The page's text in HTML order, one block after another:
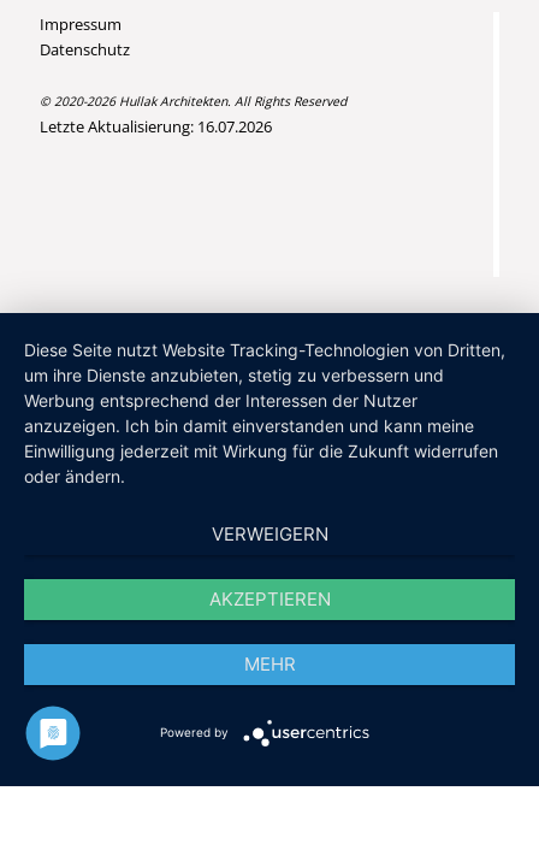
Impressum
Datenschutz
© 2020-2026 Hullak Architekten. All Rights Reserved
Letzte Aktualisierung: 16.07.2026
Diese Seite nutzt Website Tracking-Technologien von Dritten,
um ihre Dienste anzubieten, stetig zu verbessern und
Werbung entsprechend der Interessen der Nutzer
anzuzeigen. Ich bin damit einverstanden und kann meine
Einwilligung jederzeit mit Wirkung für die Zukunft widerrufen
oder ändern.
VERWEIGERN
AKZEPTIEREN
MEHR
Powered by